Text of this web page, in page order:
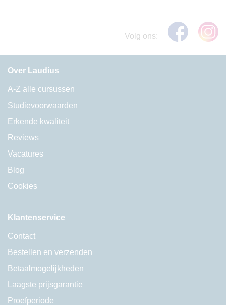
Volg ons:
Over Laudius
A-Z alle cursussen
Studievoorwaarden
Erkende kwaliteit
Reviews
Vacatures
Blog
Cookies
Klantenservice
Contact
Bestellen en verzenden
Betaalmogelijkheden
Laagste prijsgarantie
Proefperiode